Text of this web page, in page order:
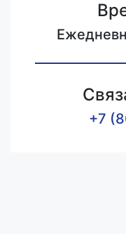
+7